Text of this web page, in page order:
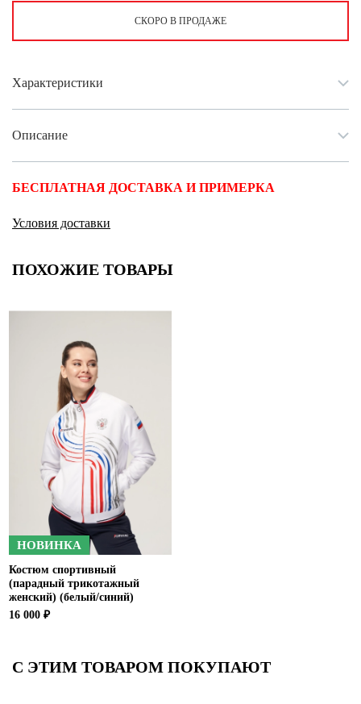
СКОРО В ПРОДАЖЕ
Характеристики
Описание
БЕСПЛАТНАЯ ДОСТАВКА И ПРИМЕРКА
Условия доставки
ПОХОЖИЕ ТОВАРЫ
НОВИНКА
Костюм спортивный
(парадный трикотажный
женский) (белый/синий)
16 000 ₽
С ЭТИМ ТОВАРОМ ПОКУПАЮТ